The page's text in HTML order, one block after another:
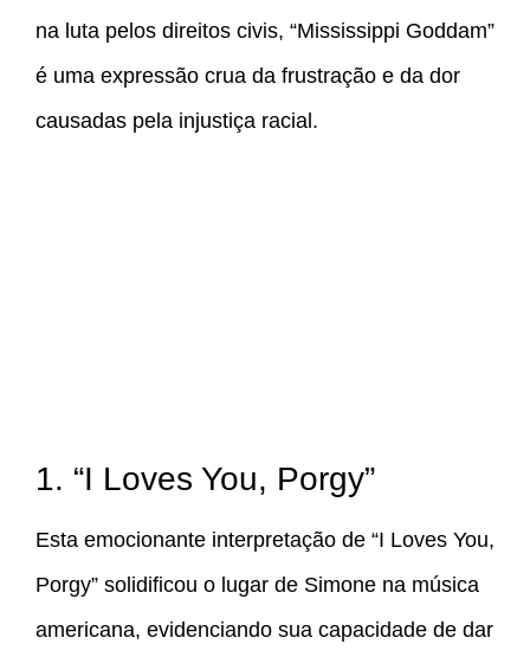
na luta pelos direitos civis, “Mississippi Goddam”
é uma expressão crua da frustração e da dor
causadas pela injustiça racial.
1. “I Loves You, Porgy”
Esta emocionante interpretação de “I Loves You,
Porgy” solidificou o lugar de Simone na música
americana, evidenciando sua capacidade de dar